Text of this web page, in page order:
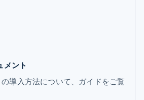
ント
導入方法について、ガイドをご覧
ン